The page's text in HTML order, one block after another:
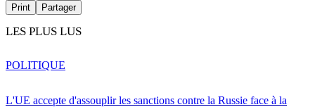
Print Partager
LES PLUS LUS
L'UE accepte d'assouplir les sanctions contre la Russie face à la
POLITIQUE